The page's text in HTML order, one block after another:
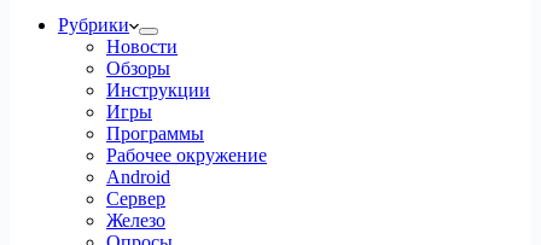
Рубрики
Новости
Обзоры
Инструкции
Игры
Программы
Рабочее окружение
Android
Сервер
Железо